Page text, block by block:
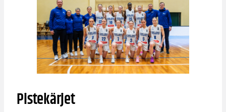
Pistekärjet